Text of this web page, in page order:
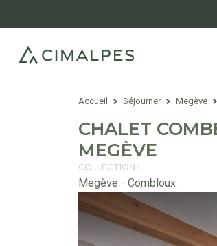
Accueil Séjourner Megève
CHALET
MEGÈVE
COLLECTION :
Megève - Combloux